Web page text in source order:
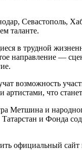
Севастополь,
таланте.
в трудной
—
возможность
что
Метшина и
и Фонда
официальный сайт